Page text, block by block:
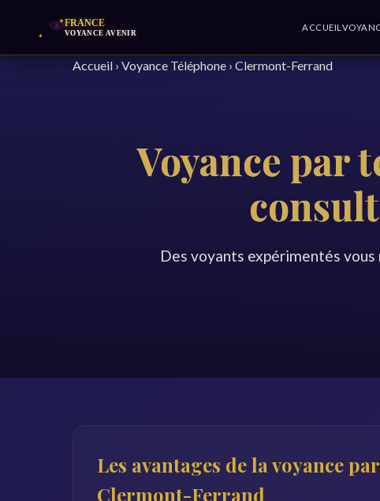
ACCUEIL
Accueil › Voyance Téléphone › Clermont-Ferrand
Voyance par
Des voyants expérimentés
Les avantages de la voyance
Clermont-Ferrand